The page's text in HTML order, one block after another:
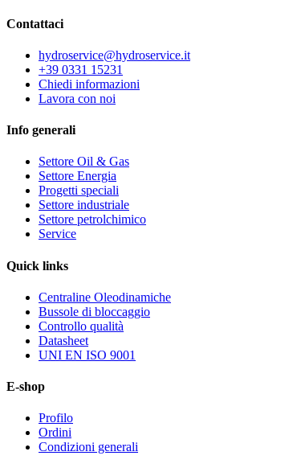
Contattaci
hydroservice@hydroservice.it
+39 0331 15231
Chiedi informazioni
Lavora con noi
Info generali
Settore Oil & Gas
Settore Energia
Progetti speciali
Settore industriale
Settore petrolchimico
Service
Quick links
Centraline Oleodinamiche
Bussole di bloccaggio
Controllo qualità
Datasheet
UNI EN ISO 9001
E-shop
Profilo
Ordini
Condizioni generali